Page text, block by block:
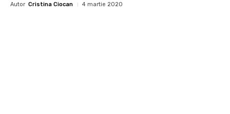
Autor Cristina Ciocan 4 martie 2020